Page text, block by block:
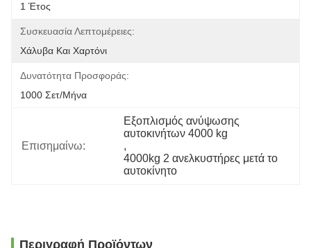
1 Έτος
Συσκευασία Λεπτομέρειες:
Χάλυβα Και Χαρτόνι
Δυνατότητα Προσφοράς:
1000 Σετ/μήνα
Επισημαίνω:
Εξοπλισμός ανύψωσης
αυτοκινήτων 4000 kg
,
4000kg 2 ανελκυστήρες μετά το
αυτοκίνητο
Περιγραφή Προϊόντων